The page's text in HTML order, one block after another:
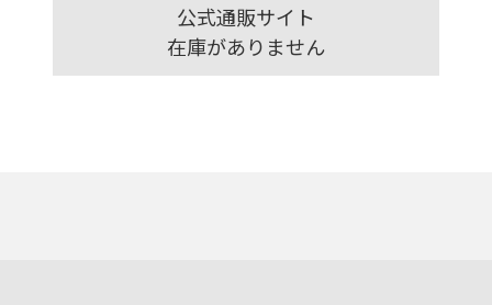
公式通販サイト
在庫がありません